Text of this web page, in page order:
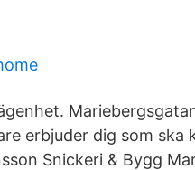
erbjuder dig som
Snickeri & Bygg